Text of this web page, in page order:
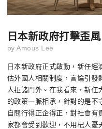
日本新政府打擊歪風
by Amous Lee
日本新政府正式啟動，新任
估外國人相關制度，言論引發
人拒諸門外。在我看來，新任
的政策一脈相承，針對的是不
自問行得正企得正，對社會有
家都會受到歡迎，不用杞人憂